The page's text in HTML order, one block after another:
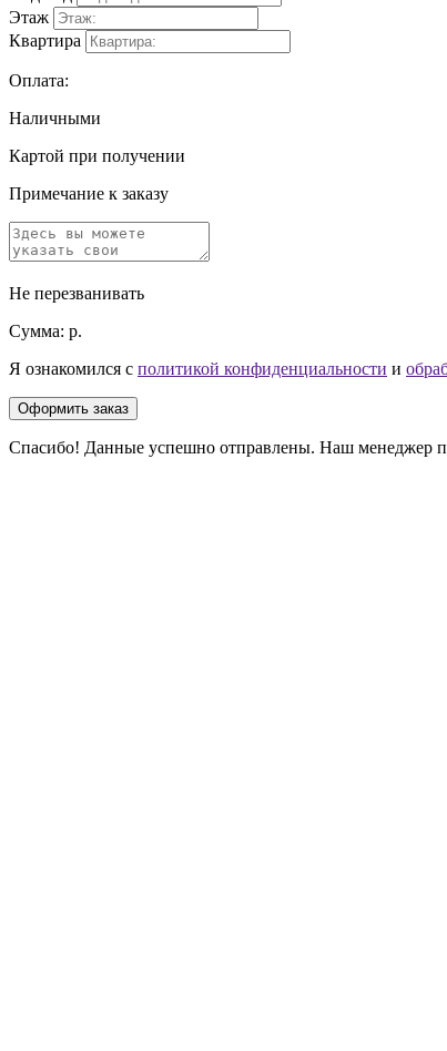
Этаж
Квартира
Оплата:
Наличными
Картой при получении
Примечание к заказу
Не перезванивать
Сумма: р.
Я ознакомился с политикой конфиденциальности и
Оформить заказ
Спасибо! Данные успешно отправлены. Наш менеджер